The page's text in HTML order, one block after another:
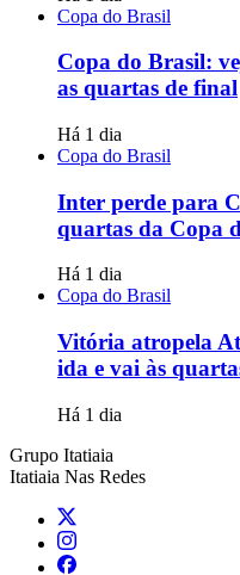
Copa do Brasil
Copa do Brasil:
as quartas de final
Há 1 dia
Copa do Brasil
Inter perde para
quartas da Copa
Há 1 dia
Copa do Brasil
Vitória atropela
ida e vai às
Há 1 dia
Grupo Itatiaia
Itatiaia Nas Redes